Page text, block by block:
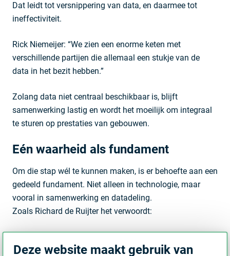
Deze website maakt gebruik van
Dat leidt tot versnippering van data, en daarmee tot
ineffectiviteit.
Rick Niemeijer: “We zien een enorme keten met
verschillende partijen die allemaal een stukje van de
data in het bezit hebben.”
Zolang data niet centraal beschikbaar is, blijft
samenwerking lastig en wordt het moeilijk om integraal
te sturen op prestaties van gebouwen.
Eén waarheid als fundament
Om die stap wél te kunnen maken, is er behoefte aan een
gedeeld fundament. Niet alleen in technologie, maar
vooral in samenwerking en datadeling.
Zoals Richard de Ruijter het verwoordt:
En die ene waarheid moet realtime data zijn.”